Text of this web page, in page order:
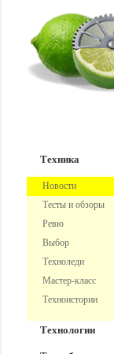
Техника
Новости
Тесты и обзоры
Ревю
Выбор
Техноледи
Мастер-класс
Техноистории
Технологии